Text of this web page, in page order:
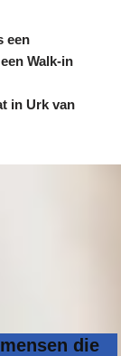
een
Walk-in
in Urk van
die